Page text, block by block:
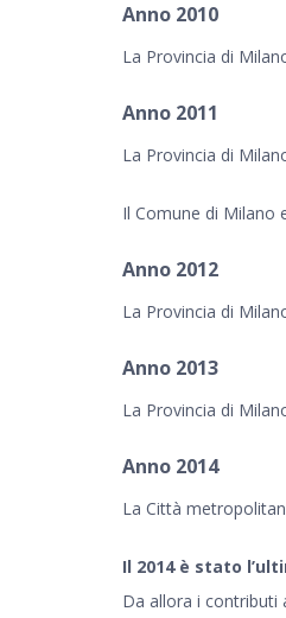
Anno 2010
La Provincia di
Anno 2011
La Provincia di
Il Comune di Milano
Anno 2012
La Provincia di
Anno 2013
La Provincia di
Anno 2014
La Città
Il 2014 è stato
Da allora i contributi